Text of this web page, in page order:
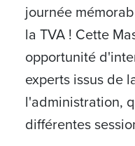
journée
la TVA ! Cette
opportunité
experts issus de
l'administration,
différentes